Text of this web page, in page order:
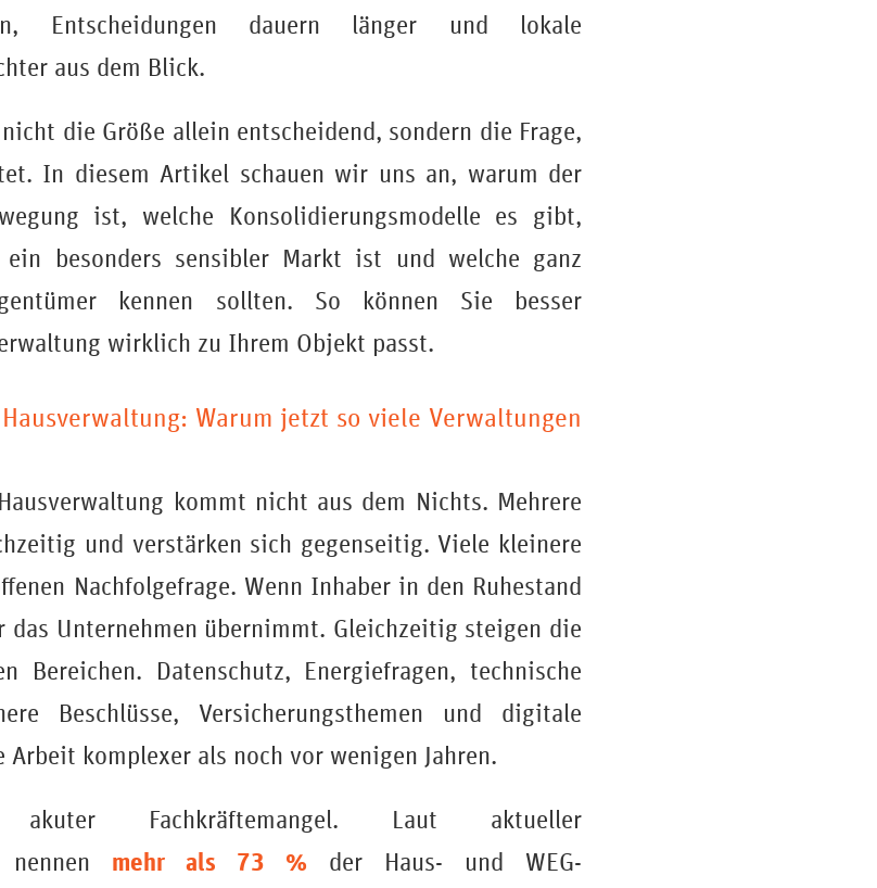
Entscheidungen dauern länger und lokale
aus dem Blick.
die Größe allein entscheidend, sondern die Frage,
In diesem Artikel schauen wir uns an, warum der
ist, welche Konsolidierungsmodelle es gibt,
ein besonders sensibler Markt ist und welche ganz
kennen sollten. So können Sie besser
wirklich zu Ihrem Objekt passt.
Warum jetzt so viele Verwaltungen
kommt nicht aus dem Nichts. Mehrere
und verstärken sich gegenseitig. Viele kleinere
Nachfolgefrage. Wenn Inhaber in den Ruhestand
Unternehmen übernimmt. Gleichzeitig steigen die
Bereichen. Datenschutz, Energiefragen, technische
Beschlüsse, Versicherungsthemen und digitale
komplexer als noch vor wenigen Jahren.
Fachkräftemangel. Laut aktueller
nennen mehr als 73 % der Haus- und WEG-